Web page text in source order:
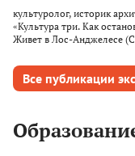
культуролог, историк
«Культура три. Как
Живет в Лос-Анджелесе
Все публикации